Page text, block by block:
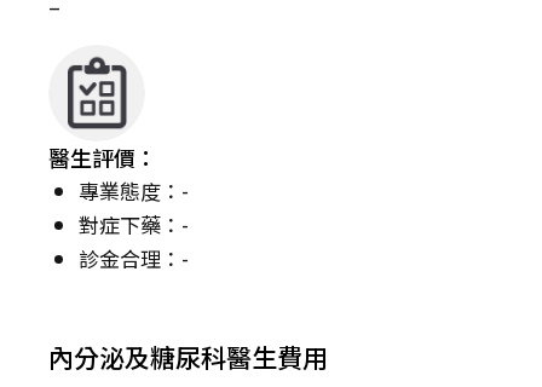
–
醫生評價：
專業態度：-
對症下藥：-
診金合理：-
內分泌及糖尿科醫生費用